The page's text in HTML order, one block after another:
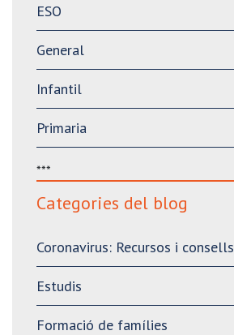
ESO
General
Infantil
Primaria
***
Categories del blog
Coronavirus: Recursos i consells
Estudis
Formació de famílies